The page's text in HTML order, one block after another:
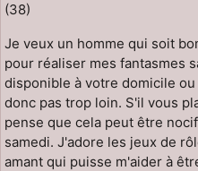
(38)
Je veux un homme qui soit
pour réaliser mes fantasmes
disponible à votre domicile
donc pas trop loin. S'il vous
pense que cela peut être
samedi. J'adore les jeux de
amant qui puisse m'aider à